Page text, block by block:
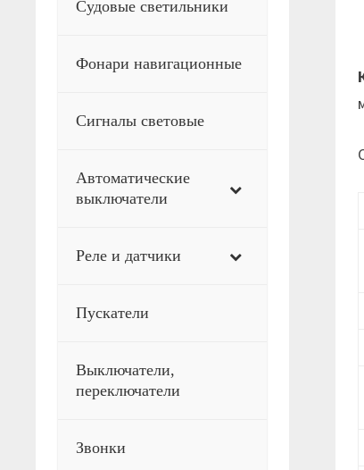
Судовые светильники
Фонари навигационные
Сигналы световые
Автоматические
выключатели
Реле и датчики
Пускатели
Выключатели,
переключатели
Звонки